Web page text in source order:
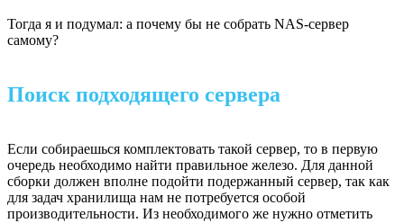
Тогда я и подумал: а почему бы не собрать NAS-сервер
самому?
Поиск подходящего сервера
Если собираешься комплектовать такой сервер, то в первую
очередь необходимо найти правильное железо. Для данной
сборки должен вполне подойти подержанный сервер, так как
для задач хранилища нам не потребуется особой
производительности. Из необходимого же нужно отметить